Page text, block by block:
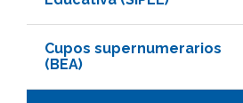
Cupos supernumerarios
(BEA)